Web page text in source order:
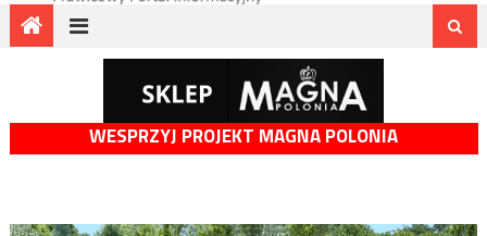
WESPRZYJ PROJEKT MAGNA POLONIA